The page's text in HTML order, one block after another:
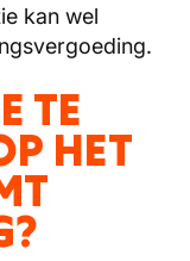
kan wel
TE
HET